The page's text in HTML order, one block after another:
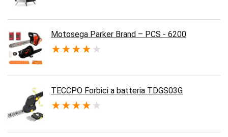
Motosega Parker Brand – PCS - 6200
★★★★ ★
TECCPO Forbici a batteria TDGS03G
★★★★ ★